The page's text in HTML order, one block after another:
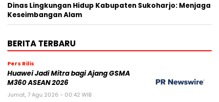
Dinas Lingkungan Hidup Kabupaten Sukoharjo: Menjaga
Keseimbangan Alam
BERITA TERBARU
Pers Rilis
Huawei Jadi Mitra bagi Ajang GSMA
M360 ASEAN 2026
Jumat, 7 Agu 2026 - 00:42 WIB